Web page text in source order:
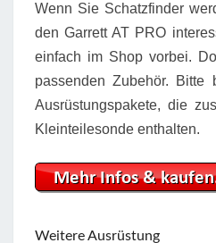
Wenn Sie Schatzfinder
den Garrett AT PRO
einfach im Shop vorbei.
passenden Zubehör.
Ausrüstungspakete, die
Kleinteilesonde enthalten.
Weitere Ausrüstung